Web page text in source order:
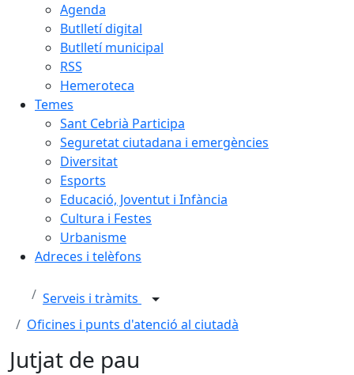
Agenda
Butlletí digital
Butlletí municipal
RSS
Hemeroteca
Temes
Sant Cebrià Participa
Seguretat ciutadana i emergències
Diversitat
Esports
Educació, Joventut i Infància
Cultura i Festes
Urbanisme
Adreces i telèfons
Serveis i tràmits
Oficines i punts d'atenció al ciutadà
Jutjat de pau